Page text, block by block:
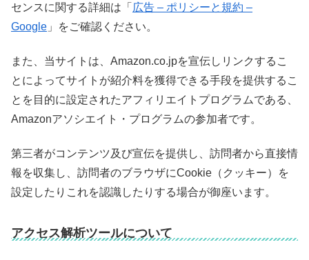
センスに関する詳細は「 広告 – ポリシーと規約 –
Google 」をご確認ください。
また、当サイトは、Amazon.co.jpを宣伝しリンクするこ
とによってサイトが紹介料を獲得できる手段を提供するこ
とを目的に設定されたアフィリエイトプログラムである、
Amazonアソシエイト・プログラムの参加者です。
第三者がコンテンツ及び宣伝を提供し、訪問者から直接情
報を収集し、訪問者のブラウザにCookie（クッキー）を
設定したりこれを認識したりする場合が御座います。
アクセス解析ツールについて